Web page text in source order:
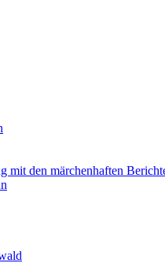
mit den märchenhaften